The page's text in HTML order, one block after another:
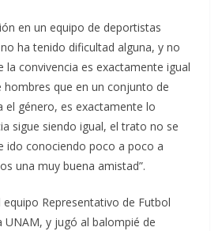
en un equipo de deportistas
ha tenido dificultad alguna, y no
la convivencia es exactamente igual
hombres que en un conjunto de
género, es exactamente lo
sigue siendo igual, el trato no se
ido conociendo poco a poco a
una muy buena amistad”.
Representativo de Futbol
UNAM, y jugó al balompié de